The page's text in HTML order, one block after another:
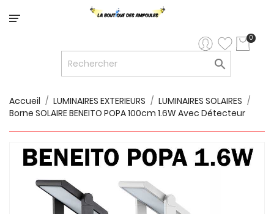
Catégorie
12V/24V
INTERIEURS
LUMINAIRES
0

Accueil LUMINAIRES EXTERIEURS
LUMINAIRES SOLAIRES
Borne SOLAIRE BENEITO POPA 100cm 1.6W Avec Détecteur